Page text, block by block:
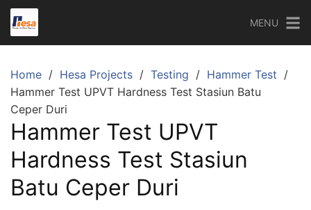
Skip
content
MENU
Home Hesa Projects Testing
Hammer Test
Hammer Test UPVT Hardness Test Stasiun Batu
Ceper Duri
Hammer Test UPVT
Hardness Test Stasiun
Batu Ceper Duri